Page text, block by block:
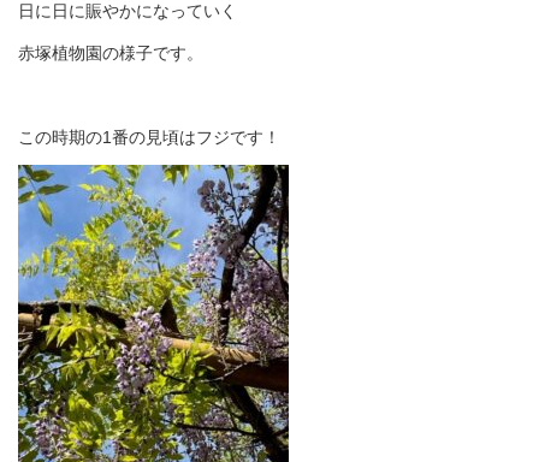
日に日に賑やかになっていく
赤塚植物園の様子です。
この時期の1番の見頃はフジです！